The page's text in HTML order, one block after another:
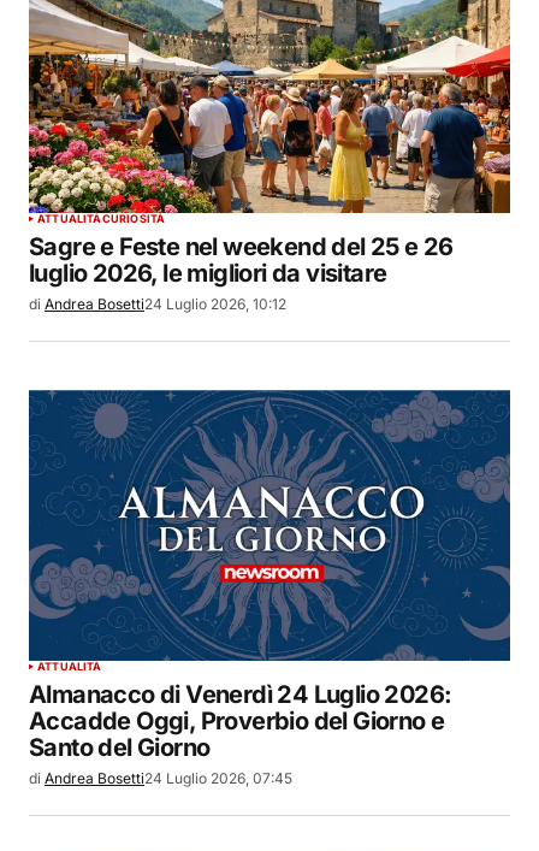
ATTUALITÀCURIOSITÀ
Sagre e Feste nel weekend del 25 e 26
luglio 2026, le migliori da visitare
di Andrea Bosetti24 Luglio 2026, 10:12
ATTUALITÀ
Almanacco di Venerdì 24 Luglio 2026:
Accadde Oggi, Proverbio del Giorno e
Santo del Giorno
di Andrea Bosetti24 Luglio 2026, 07:45